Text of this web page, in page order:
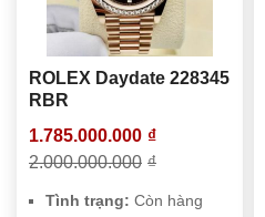
ROLEX Daydate 228345
RBR
1.785.000.000 ₫
2.000.000.000 ₫
Tình trạng: Còn hàng